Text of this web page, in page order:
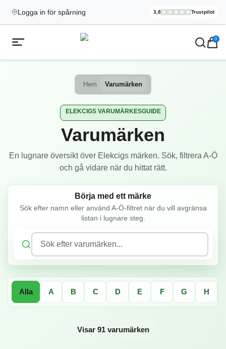
Logga in för spårning
Elekcig.se
3,8 Trustpilot
,3 071
Öppna mobilmeny
Ecigg → Köp e-cigarett och 0
Hem Varumärken
ELEKCIGS VARUMÄRKESGUIDE
Varumärken
En lugnare översikt över Elekcigs märken. Sök, filtrera A-Ö
och gå vidare när du hittat rätt.
Börja med ett märke
Sök efter namn eller använd A-Ö-filtret när du vill avgränsa
listan i lugnare steg.
Sök efter varumärken...
Alla A B C D E F G H
Visar 91 varumärken